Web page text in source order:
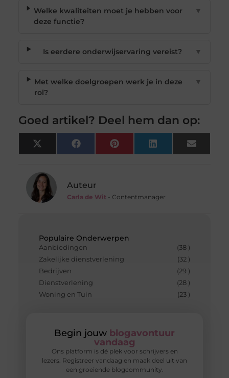
Populaire Onderwerpen
Aanbiedingen
(38 )
Zakelijke dienstverlening
(32 )
Bedrijven
(29 )
Dienstverlening
(28 )
Woning en Tuin
(23 )
Begin jouw blogavontuur
vandaag
Ons platform is dé plek voor schrijvers en
lezers. Registreer vandaag en maak deel uit van
een groeiende blogcommunity.
Welke kwaliteiten moet je hebben voor
deze functie?
▼
Is eerdere onderwijservaring vereist? ▼
Met welke doelgroepen werk je in deze
rol?
▼
Goed artikel? Deel hem dan op:
X
(Twitter)
FacebookPinterest LinkedIn Email
Auteur
Carla de Wit- Contentmanager